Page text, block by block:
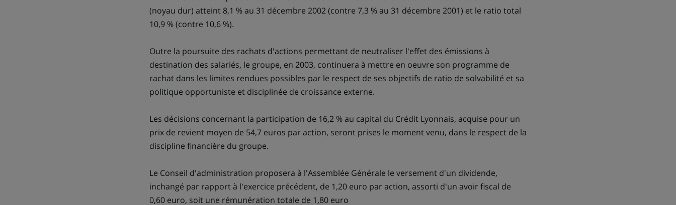
(noyau dur) atteint 8,1 % au 31 décembre 2002 (contre 7,3 % au 31 décembre 2001) et le ratio total
10,9 % (contre 10,6 %).
Outre la poursuite des rachats d'actions permettant de neutraliser l'effet des émissions à
destination des salariés, le groupe, en 2003, continuera à mettre en oeuvre son programme de
rachat dans les limites rendues possibles par le respect de ses objectifs de ratio de solvabilité et sa
politique opportuniste et disciplinée de croissance externe.
Les décisions concernant la participation de 16,2 % au capital du Crédit Lyonnais, acquise pour un
prix de revient moyen de 54,7 euros par action, seront prises le moment venu, dans le respect de la
discipline financière du groupe.
Le Conseil d'administration proposera à l'Assemblée Générale le versement d'un dividende,
inchangé par rapport à l'exercice précédent, de 1,20 euro par action, assorti d'un avoir fiscal de
0,60 euro, soit une rémunération totale de 1,80 euro